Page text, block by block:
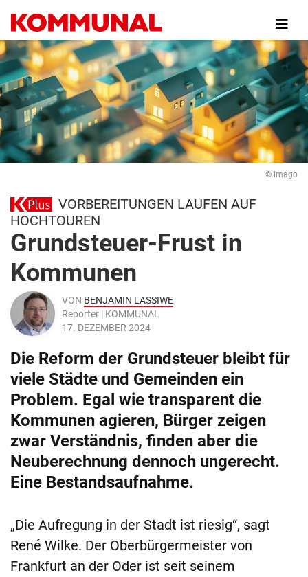
zum
Inhalt
© imago
VORBEREITUNGEN LAUFEN AUF
HOCHTOUREN
Grundsteuer-Frust in
Kommunen
VON BENJAMIN LASSIWE
Reporter | KOMMUNAL
17. DEZEMBER 2024
Die Reform der Grundsteuer bleibt für
viele Städte und Gemeinden ein
Problem. Egal wie transparent die
Kommunen agieren, Bürger zeigen
zwar Verständnis, finden aber die
Neuberechnung dennoch ungerecht.
Eine Bestandsaufnahme.
„Die Aufregung in der Stadt ist riesig“, sagt
René Wilke. Der Oberbürgermeister von
Frankfurt an der Oder ist seit seinem